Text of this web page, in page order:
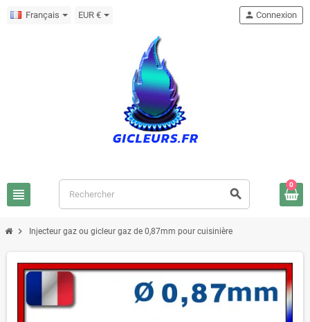
Français EUR €
view_headline search
person Connexion
0
chevron_right Injecteur gaz ou gicleur gaz de 0,87mm pour cuisinière